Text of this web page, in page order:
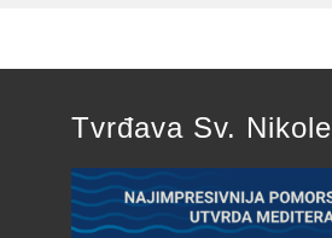
Tvrđava Sv. Nikole